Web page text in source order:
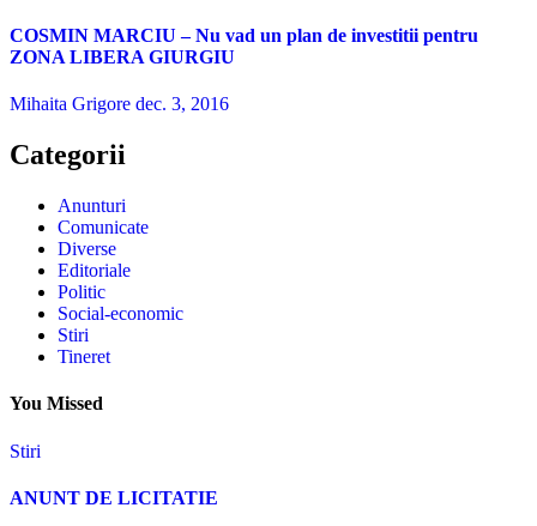
COSMIN MARCIU – Nu vad un plan de investitii pentru
ZONA LIBERA GIURGIU
Mihaita Grigore dec. 3, 2016
Categorii
Anunturi
Comunicate
Diverse
Editoriale
Politic
Social-economic
Stiri
Tineret
You Missed
Stiri
ANUNT DE LICITATIE